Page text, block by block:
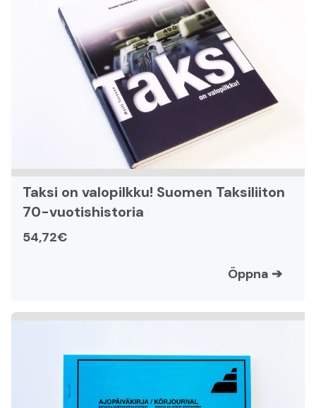
Taksi on valopilkku! Suomen Taksiliiton
70-vuotishistoria
54,72€
Öppna ➔